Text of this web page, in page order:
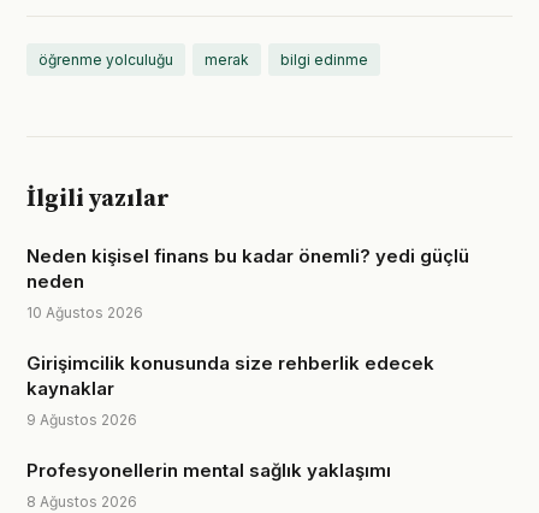
öğrenme yolculuğu merak bilgi edinme
İlgili yazılar
Neden kişisel finans bu kadar önemli? yedi güçlü
neden
10 Ağustos 2026
Girişimcilik konusunda size rehberlik edecek
kaynaklar
9 Ağustos 2026
Profesyonellerin mental sağlık yaklaşımı
8 Ağustos 2026